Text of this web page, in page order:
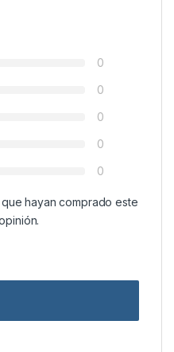
0
0
0
0
0
hayan comprado este